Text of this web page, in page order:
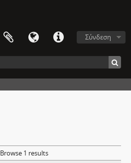
Σύνδεση
Browse 1 results